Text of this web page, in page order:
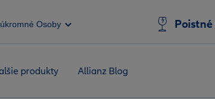
Osoby
produkty Allianz Blog